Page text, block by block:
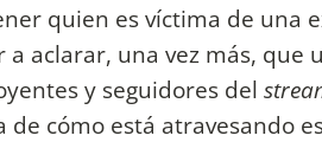
quien es víctima de una
a aclarar, una vez más, que
y seguidores del
cómo está atravesando